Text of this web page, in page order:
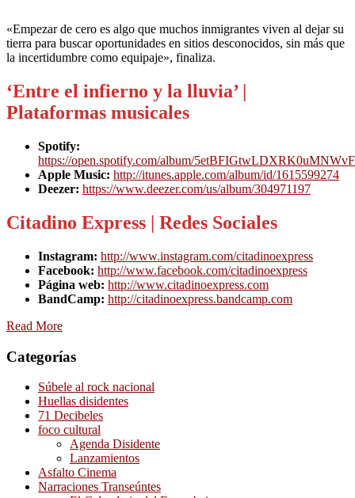
«Empezar de cero es algo que muchos inmigrantes viven al dejar su
tierra para buscar oportunidades en sitios desconocidos, sin más que
la incertidumbre como equipaje», finaliza.
‘Entre el infierno y la lluvia’ |
Plataformas musicales
Spotify:
https://open.spotify.com/album/
Apple Music: http://itunes.apple.com/album/id/1615599274
Deezer: https://www.deezer.com/us/album/304971197
Citadino Express | Redes Sociales
Instagram: http://www.instagram.com/citadinoexpress
Facebook: http://www.facebook.com/citadinoexpress
Página web: http://www.citadinoexpress.com
BandCamp: http://citadinoexpress.bandcamp.com
Read More
Categorías
Súbele al rock nacional
Huellas disidentes
71 Decibeles
foco cultural
Agenda Disidente
Lanzamientos
Asfalto Cinema
Narraciones Transeúntes